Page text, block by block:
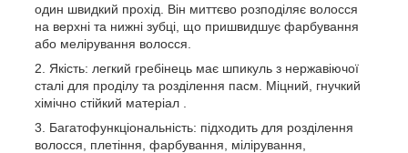
один швидкий прохід. Він миттєво розподіляє волосся
на верхні та нижні зубці, що пришвидшує фарбування
або мелірування волосся.
Якість: легкий гребінець має шпикуль з нержавіючої
сталі для проділу та розділення пасм. Міцний, гнучкий
хімічно стійкий матеріал .
Багатофункціональність: підходить для розділення
волосся, плетіння, фарбування, мілірування,